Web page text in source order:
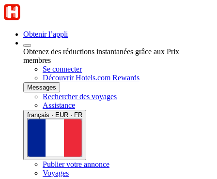
Obtenir l’appli
Obtenez des réductions instantanées grâce aux Prix
membres
Se connecter
Découvrir Hotels.com Rewards
Messages
Rechercher des voyages
Assistance
français · EUR · FR
Publier votre annonce
Voyages